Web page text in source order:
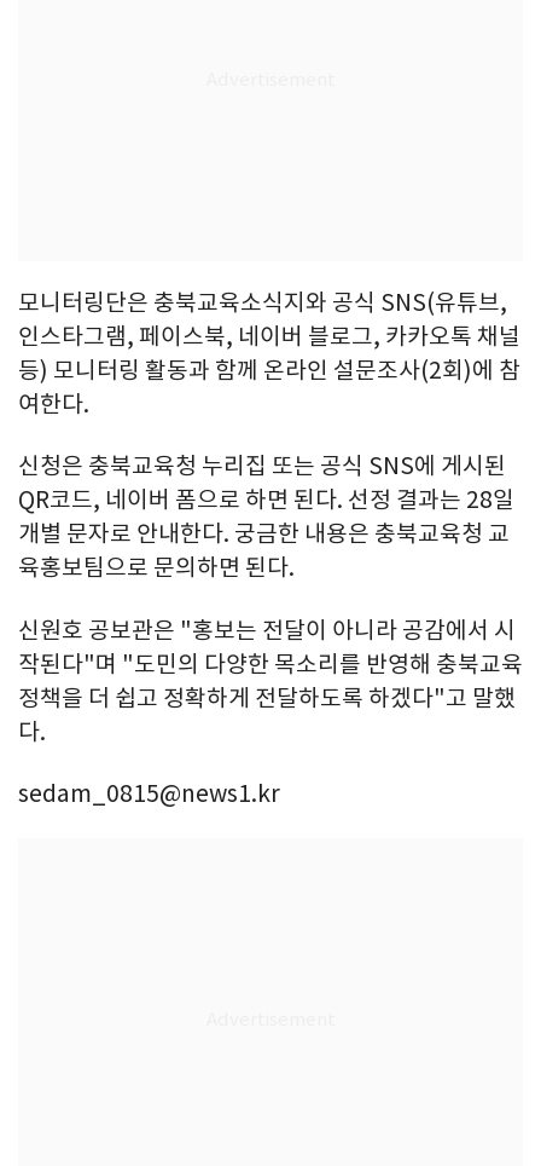
모니터링단은 충북교육소식지와 공식 SNS(유튜브,
인스타그램, 페이스북, 네이버 블로그, 카카오톡 채널
등) 모니터링 활동과 함께 온라인 설문조사(2회)에 참
여한다.
신청은 충북교육청 누리집 또는 공식 SNS에 게시된
QR코드, 네이버 폼으로 하면 된다. 선정 결과는 28일
개별 문자로 안내한다. 궁금한 내용은 충북교육청 교
육홍보팀으로 문의하면 된다.
신원호 공보관은 "홍보는 전달이 아니라 공감에서 시
작된다"며 "도민의 다양한 목소리를 반영해 충북교육
정책을 더 쉽고 정확하게 전달하도록 하겠다"고 말했
다.
sedam_0815@news1.kr